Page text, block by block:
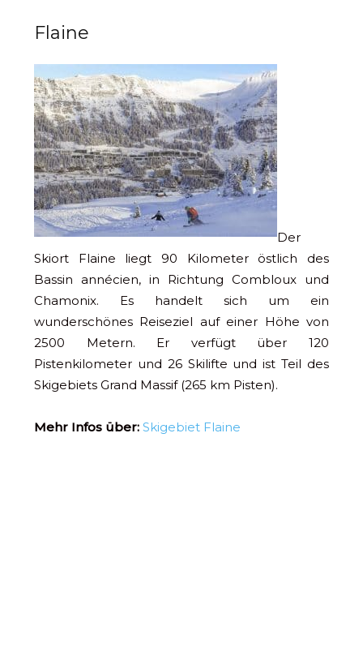
Flaine
Der
Skiort Flaine liegt 90 Kilometer östlich des
Bassin annécien, in Richtung Combloux und
Chamonix. Es handelt sich um ein
wunderschönes Reiseziel auf einer Höhe von
2500 Metern. Er verfügt über 120
Pistenkilometer und 26 Skilifte und ist Teil des
Skigebiets Grand Massif (265 km Pisten).
Mehr Infos über: Skigebiet Flaine